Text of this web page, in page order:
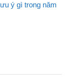
ý gì trong năm